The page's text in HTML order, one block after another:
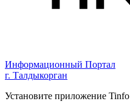
Информационный Портал
г. Талдыкорган
Установите приложение Tinfo